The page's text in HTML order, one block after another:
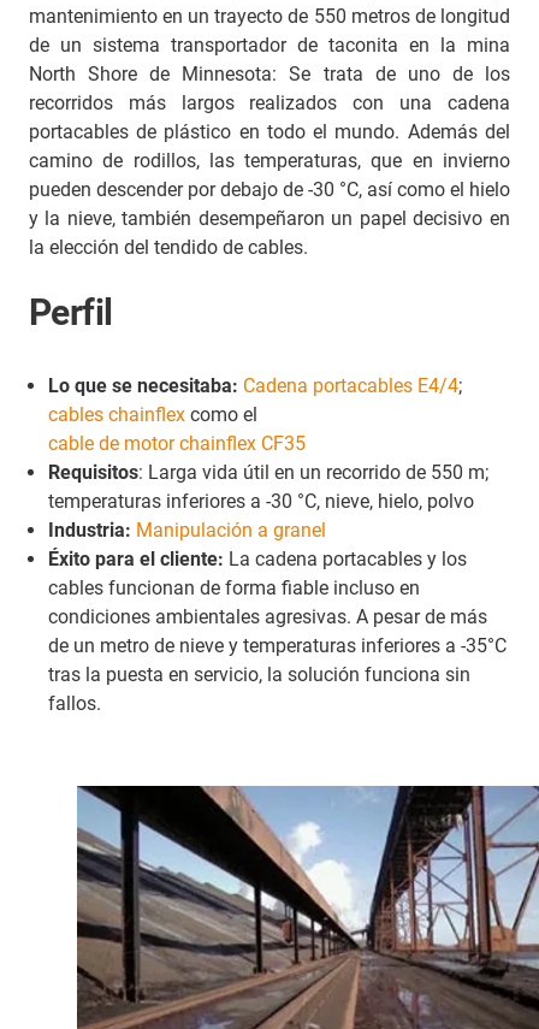
mantenimiento en un trayecto de 550 metros de longitud
de un sistema transportador de taconita en la mina
North Shore de Minnesota: Se trata de uno de los
recorridos más largos realizados con una cadena
portacables de plástico en todo el mundo. Además del
camino de rodillos, las temperaturas, que en invierno
pueden descender por debajo de -30 °C, así como el hielo
y la nieve, también desempeñaron un papel decisivo en
la elección del tendido de cables.
Perfil
Lo que se necesitaba: Cadena portacables E4/4;
cables chainflex como el
cable de motor chainflex CF35
Requisitos: Larga vida útil en un recorrido de 550 m;
temperaturas inferiores a -30 °C, nieve, hielo, polvo
Industria: Manipulación a granel
Éxito para el cliente: La cadena portacables y los
cables funcionan de forma fiable incluso en
condiciones ambientales agresivas. A pesar de más
de un metro de nieve y temperaturas inferiores a -35°C
tras la puesta en servicio, la solución funciona sin
fallos.